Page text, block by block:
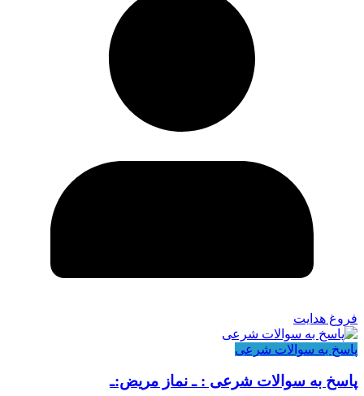
فروغ هدایت
پاسخ به سوالات شرعی
پاسخ به سوالات شرعی : ـ نماز مریض:ـ